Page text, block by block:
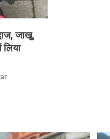
जाखू,
लिया